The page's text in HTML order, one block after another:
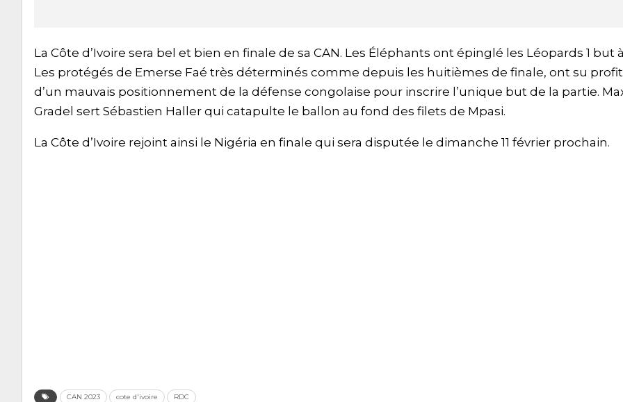
La Côte d’Ivoire sera bel et bien en finale de sa CAN. Les Éléphants ont épinglé les Léopards 1 but
Les protégés de Emerse Faé très déterminés comme depuis les huitièmes de finale, ont su
d’un mauvais positionnement de la défense congolaise pour inscrire l’unique but de la partie.
Gradel sert Sébastien Haller qui catapulte le ballon au fond des filets de Mpasi.
La Côte d’Ivoire rejoint ainsi le Nigéria en finale qui sera disputée le dimanche 11 février prochain.
CAN 2023 cote d'ivoire RDC